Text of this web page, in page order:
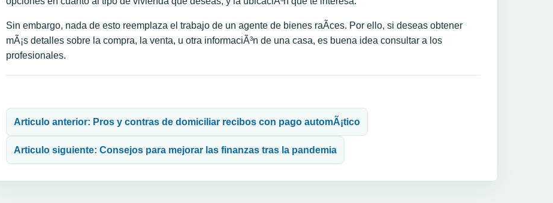
Sin embargo, nada de esto reemplaza el trabajo de un agente de bienes raÃ­ces. Por ello, si deseas obtener
mÃ¡s detalles sobre la compra, la venta, u otra informaciÃ³n de una casa, es buena idea consultar a los
profesionales.
Articulo anterior: Pros y contras de domiciliar recibos con pago automÃ¡tico
Articulo siguiente: Consejos para mejorar las finanzas tras la pandemia